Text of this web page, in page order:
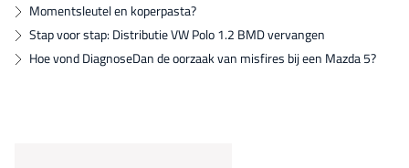
Momentsleutel en koperpasta?
Stap voor stap: Distributie VW Polo 1.2 BMD vervangen
Hoe vond DiagnoseDan de oorzaak van misfires bij een Mazda 5?